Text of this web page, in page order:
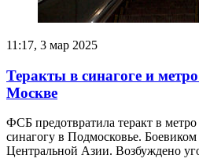
11:17, 3 мар 2025
Теракты в синагоге и
Москве
ФСБ предотвратила теракт в
синагогу в Подмосковье. Боевиком
Центральной Азии. Возбуждено